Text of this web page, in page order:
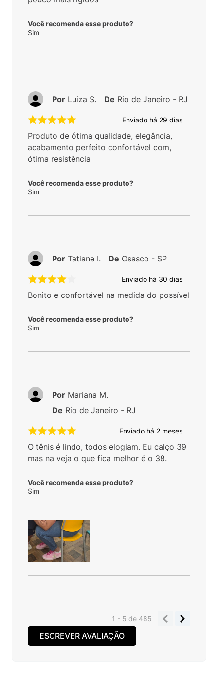
Você recomenda esse produto?
Sim
Enviado há 29 dias
Produto de ótima qualidade, elegância,
acabamento perfeito confortável com,
ótima resistência
Você recomenda esse produto?
Sim
Por Luiza S. De Rio de Janeiro - RJ
Enviado há 30 dias
Bonito e confortável na medida do possível
Você recomenda esse produto?
Sim
Por Tatiane I. De Osasco - SP
Enviado há 2 meses
O tênis é lindo, todos elogiam. Eu calço 39
mas na veja o que fica melhor é o 38.
Você recomenda esse produto?
Sim
Por Mariana M.
De Rio de Janeiro - RJ
1 - 5de 485
ESCREVER AVALIAÇÃO